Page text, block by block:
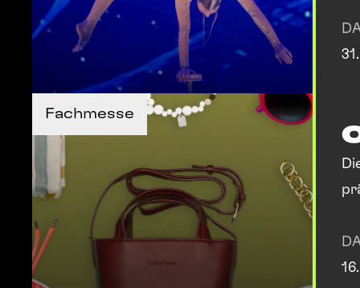
Artistes
Fachmesse
TICKETS KAUFEN
TICKETS KAUFEN
MEHR INFOS
MEHR INFOS